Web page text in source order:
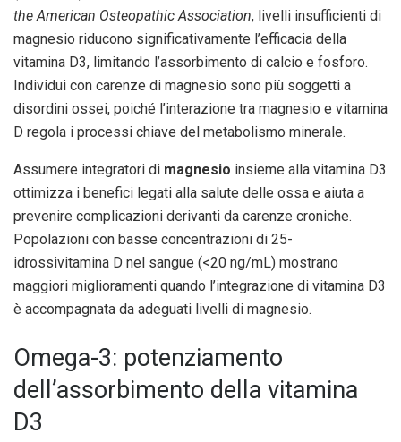
the American Osteopathic Association, livelli insufficienti di
magnesio riducono significativamente l’efficacia della
vitamina D3, limitando l’assorbimento di calcio e fosforo.
Individui con carenze di magnesio sono più soggetti a
disordini ossei, poiché l’interazione tra magnesio e vitamina
D regola i processi chiave del metabolismo minerale.
Assumere integratori di magnesio insieme alla vitamina D3
ottimizza i benefici legati alla salute delle ossa e aiuta a
prevenire complicazioni derivanti da carenze croniche.
Popolazioni con basse concentrazioni di 25-
idrossivitamina D nel sangue (<20 ng/mL) mostrano
maggiori miglioramenti quando l’integrazione di vitamina D3
è accompagnata da adeguati livelli di magnesio.
Omega-3: potenziamento
dell’assorbimento della vitamina
D3